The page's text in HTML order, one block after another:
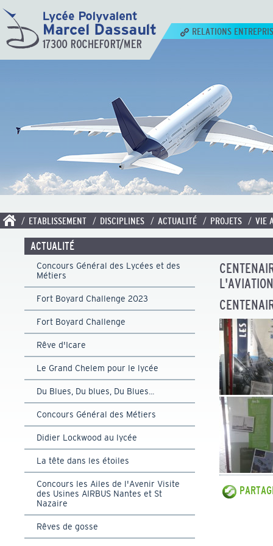
RELATIONS
/ ETABLISSEMENT / DISCIPLINES / ACTUALITÉ / PROJETS / VIE
ACTUALITÉ
Concours Général des Lycées et des
Métiers
Fort Boyard Challenge 2023
Fort Boyard Challenge
Rêve d'Icare
Le Grand Chelem pour le lycée
Du Blues, Du blues, Du Blues...
Concours Général des Métiers
Didier Lockwood au lycée
La tête dans les étoiles
Concours les Ailes de l'Avenir Visite
des Usines AIRBUS Nantes et St
Nazaire
Rêves de gosse
L'AVIATION